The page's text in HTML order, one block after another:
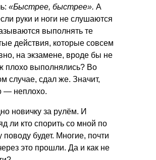
«Быстрее, быстрее». А
руки и ноги не слушаются
выполнять те
действия, которые совсем
на экзамене, вроде бы не
плохо выполнялись? Во
случае, сдал же. Значит,
— неплохо.
новичку за рулём. И
ли кто спорить со мной по
поводу будет. Многие, почти
это прошли. Да и как не